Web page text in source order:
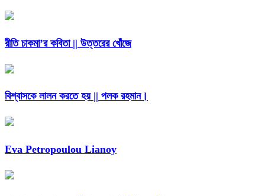
রীতি চাকমা’র কবিতা || উত্তরের খোঁজে
বিশ্বাসকে লালন করতে হয় || পলক রহমান।
Eva Petropoulou Lianoy